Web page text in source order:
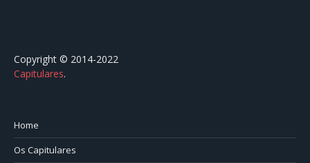
Copyright © 2014-2022
Capitulares.⠀⠀⠀⠀⠀⠀⠀⠀⠀⠀⠀⠀⠀⠀⠀⠀⠀⠀⠀⠀⠀⠀⠀⠀⠀⠀⠀
Home
Os Capitulares